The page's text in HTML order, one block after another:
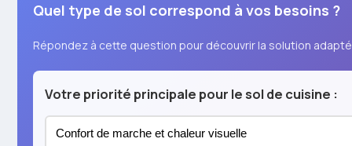
Quel type de sol correspond à vos besoins ?
Répondez à cette question pour découvrir la solution
Votre priorité principale pour le sol de cuisine :
Confort de marche et chaleur visuelle